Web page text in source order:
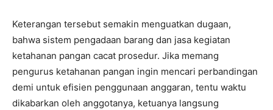
Keterangan tersebut semakin menguatkan dugaan,
bahwa sistem pengadaan barang dan jasa kegiatan
ketahanan pangan cacat prosedur. Jika memang
pengurus ketahanan pangan ingin mencari perbandingan
demi untuk efisien penggunaan anggaran, tentu waktu
dikabarkan oleh anggotanya, ketuanya langsung